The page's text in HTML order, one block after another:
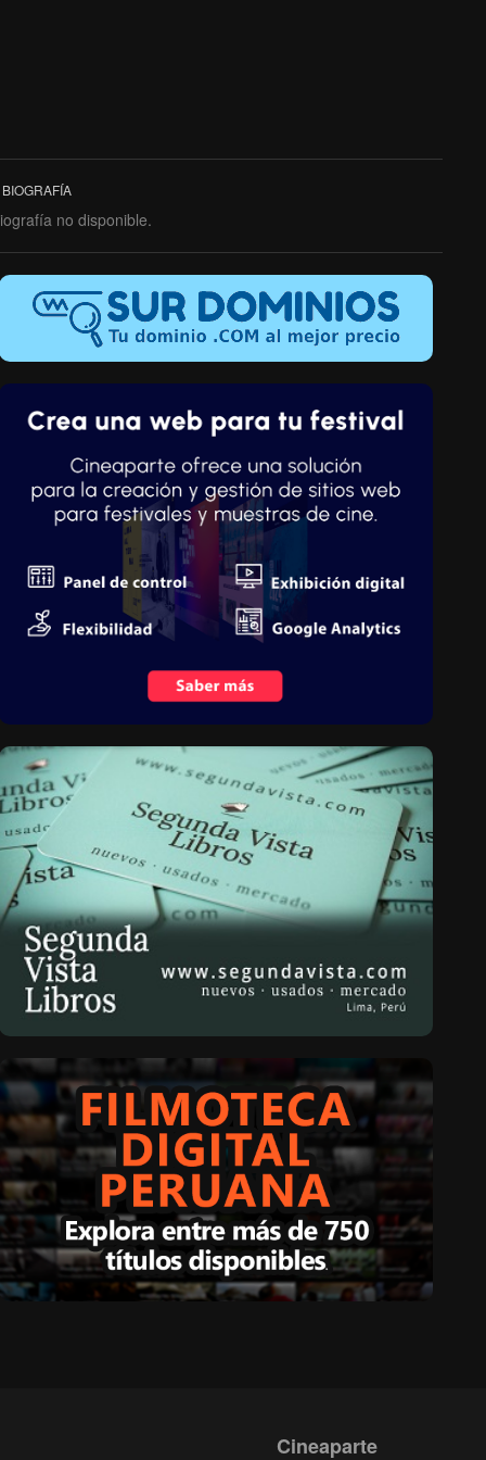
no disponible.
Cineaparte